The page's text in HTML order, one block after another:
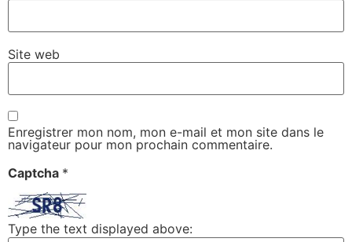
Site web
Enregistrer mon nom, mon e-mail et mon site dans le
navigateur pour mon prochain commentaire.
Captcha *
Type the text displayed above: